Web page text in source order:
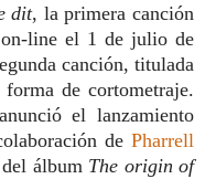
dit, la primera canción
line el 1 de julio de
canción, titulada
de cortometraje.
el lanzamiento
de Pharrell
álbum The origin of